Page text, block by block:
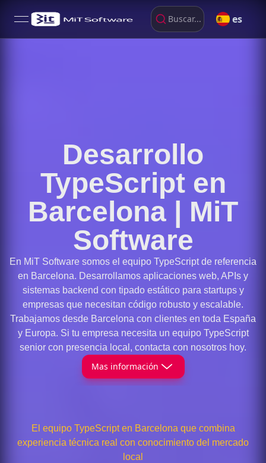
open navigation menu Buscar... es
Desarrollo
TypeScript en
Barcelona | MiT
Software
En MiT Software somos el equipo TypeScript de referencia
en Barcelona. Desarrollamos aplicaciones web, APIs y
sistemas backend con tipado estático para startups y
empresas que necesitan código robusto y escalable.
Trabajamos desde Barcelona con clientes en toda España
y Europa. Si tu empresa necesita un equipo TypeScript
senior con presencia local, contacta con nosotros hoy.
Mas información
El equipo TypeScript en Barcelona que combina
experiencia técnica real con conocimiento del mercado
local